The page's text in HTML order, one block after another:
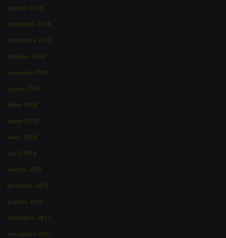
janeiro 2019
dezembro 2018
novembro 2018
outubro 2018
setembro 2018
agosto 2018
julho 2018
junho 2018
maio 2018
abril 2018
março 2018
fevereiro 2018
janeiro 2018
dezembro 2017
novembro 2017